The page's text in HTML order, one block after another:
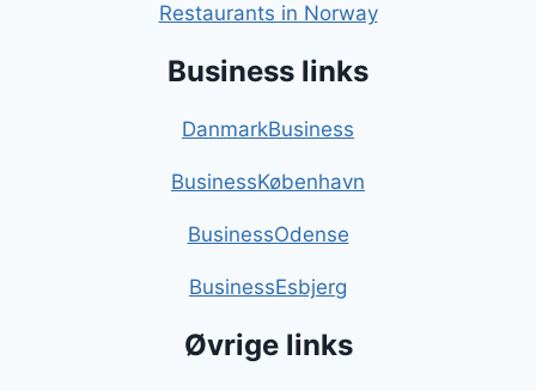
Restaurants in Norway
Business links
DanmarkBusiness
BusinessKøbenhavn
BusinessOdense
BusinessEsbjerg
Øvrige links